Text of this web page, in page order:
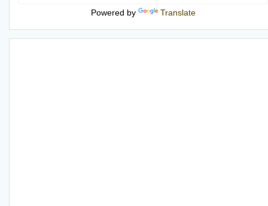
Powered by Translate